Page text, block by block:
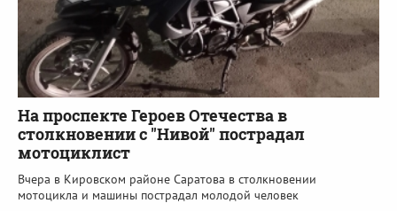
На проспекте Героев Отечества в
столкновении с "Нивой" пострадал
мотоциклист
Вчера в Кировском районе Саратова в столкновении
мотоцикла и машины пострадал молодой человек